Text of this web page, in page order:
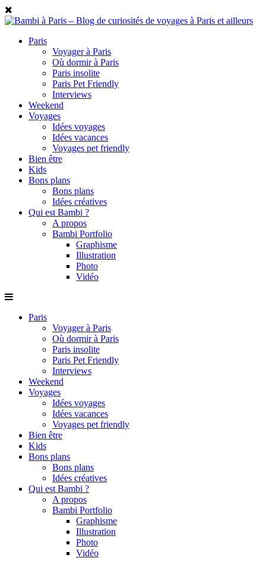
Paris
Voyager à Paris
Où dormir à Paris
Paris insolite
Paris Pet Friendly
Interviews
Weekend
Voyages
Idées voyages
Idées vacances
Voyages pet friendly
Bien être
Kids
Bons plans
Bons plans
Idées créatives
Qui est Bambi ?
A propos
Bambi Portfolio
Graphisme
Illustration
Photo
Vidéo
Paris
Voyager à Paris
Où dormir à Paris
Paris insolite
Paris Pet Friendly
Interviews
Weekend
Voyages
Idées voyages
Idées vacances
Voyages pet friendly
Bien être
Kids
Bons plans
Bons plans
Idées créatives
Qui est Bambi ?
A propos
Bambi Portfolio
Graphisme
Illustration
Photo
Vidéo